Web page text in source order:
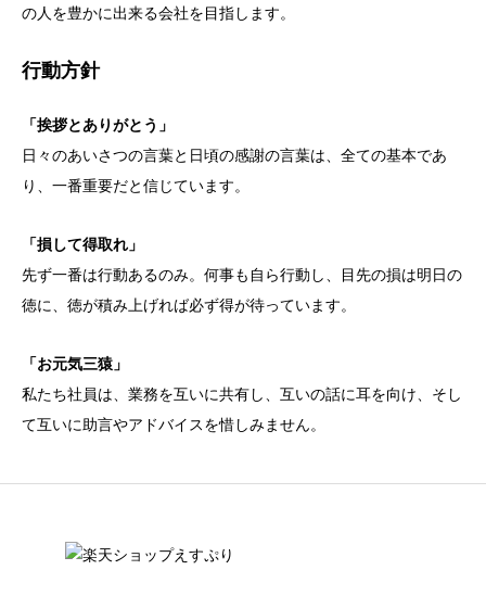
の人を豊かに出来る会社を目指します。
行動方針
「挨拶とありがとう」
日々のあいさつの言葉と日頃の感謝の言葉は、全ての基本であ
り、一番重要だと信じています。
「損して得取れ」
先ず一番は行動あるのみ。何事も自ら行動し、目先の損は明日の
徳に、徳が積み上げれば必ず得が待っています。
「お元気三猿」
私たち社員は、業務を互いに共有し、互いの話に耳を向け、そし
て互いに助言やアドバイスを惜しみません。